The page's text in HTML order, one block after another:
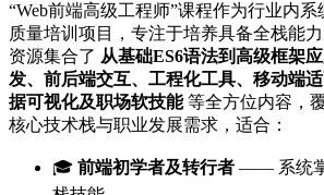
“Web前端高级工程师”课程作为行业内
质量培训项目，专注于培养具备全栈能
资源集合了 从基础ES6语法到高级框架
发、前后端交互、工程化工具、移动端
据可视化及职场软技能等全方位内容，
核心技术栈与职业发展需求，适合：
🎓 前端初学者及转行者 —— 系统